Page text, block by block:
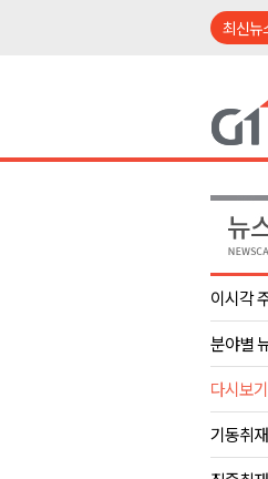
최신뉴
이시각
분야별
다시보기
기동취재